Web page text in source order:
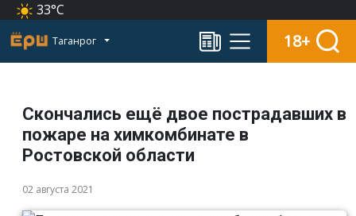
33°C
Таганрог 18+
Скончались ещё двое пострадавших в
пожаре на химкомбинате в
Ростовской области
02 августа 2021